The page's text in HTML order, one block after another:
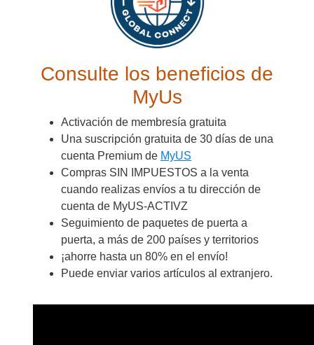
Consulte los beneficios de
MyUs
Activación de membresía gratuita
Una suscripción gratuita de 30 días de una
cuenta Premium de MyUS
Compras SIN IMPUESTOS a la venta
cuando realizas envíos a tu dirección de
cuenta de MyUS-ACTIVZ
Seguimiento de paquetes de puerta a
puerta, a más de 200 países y territorios
¡ahorre hasta un 80% en el envío!
Puede enviar varios artículos al extranjero.